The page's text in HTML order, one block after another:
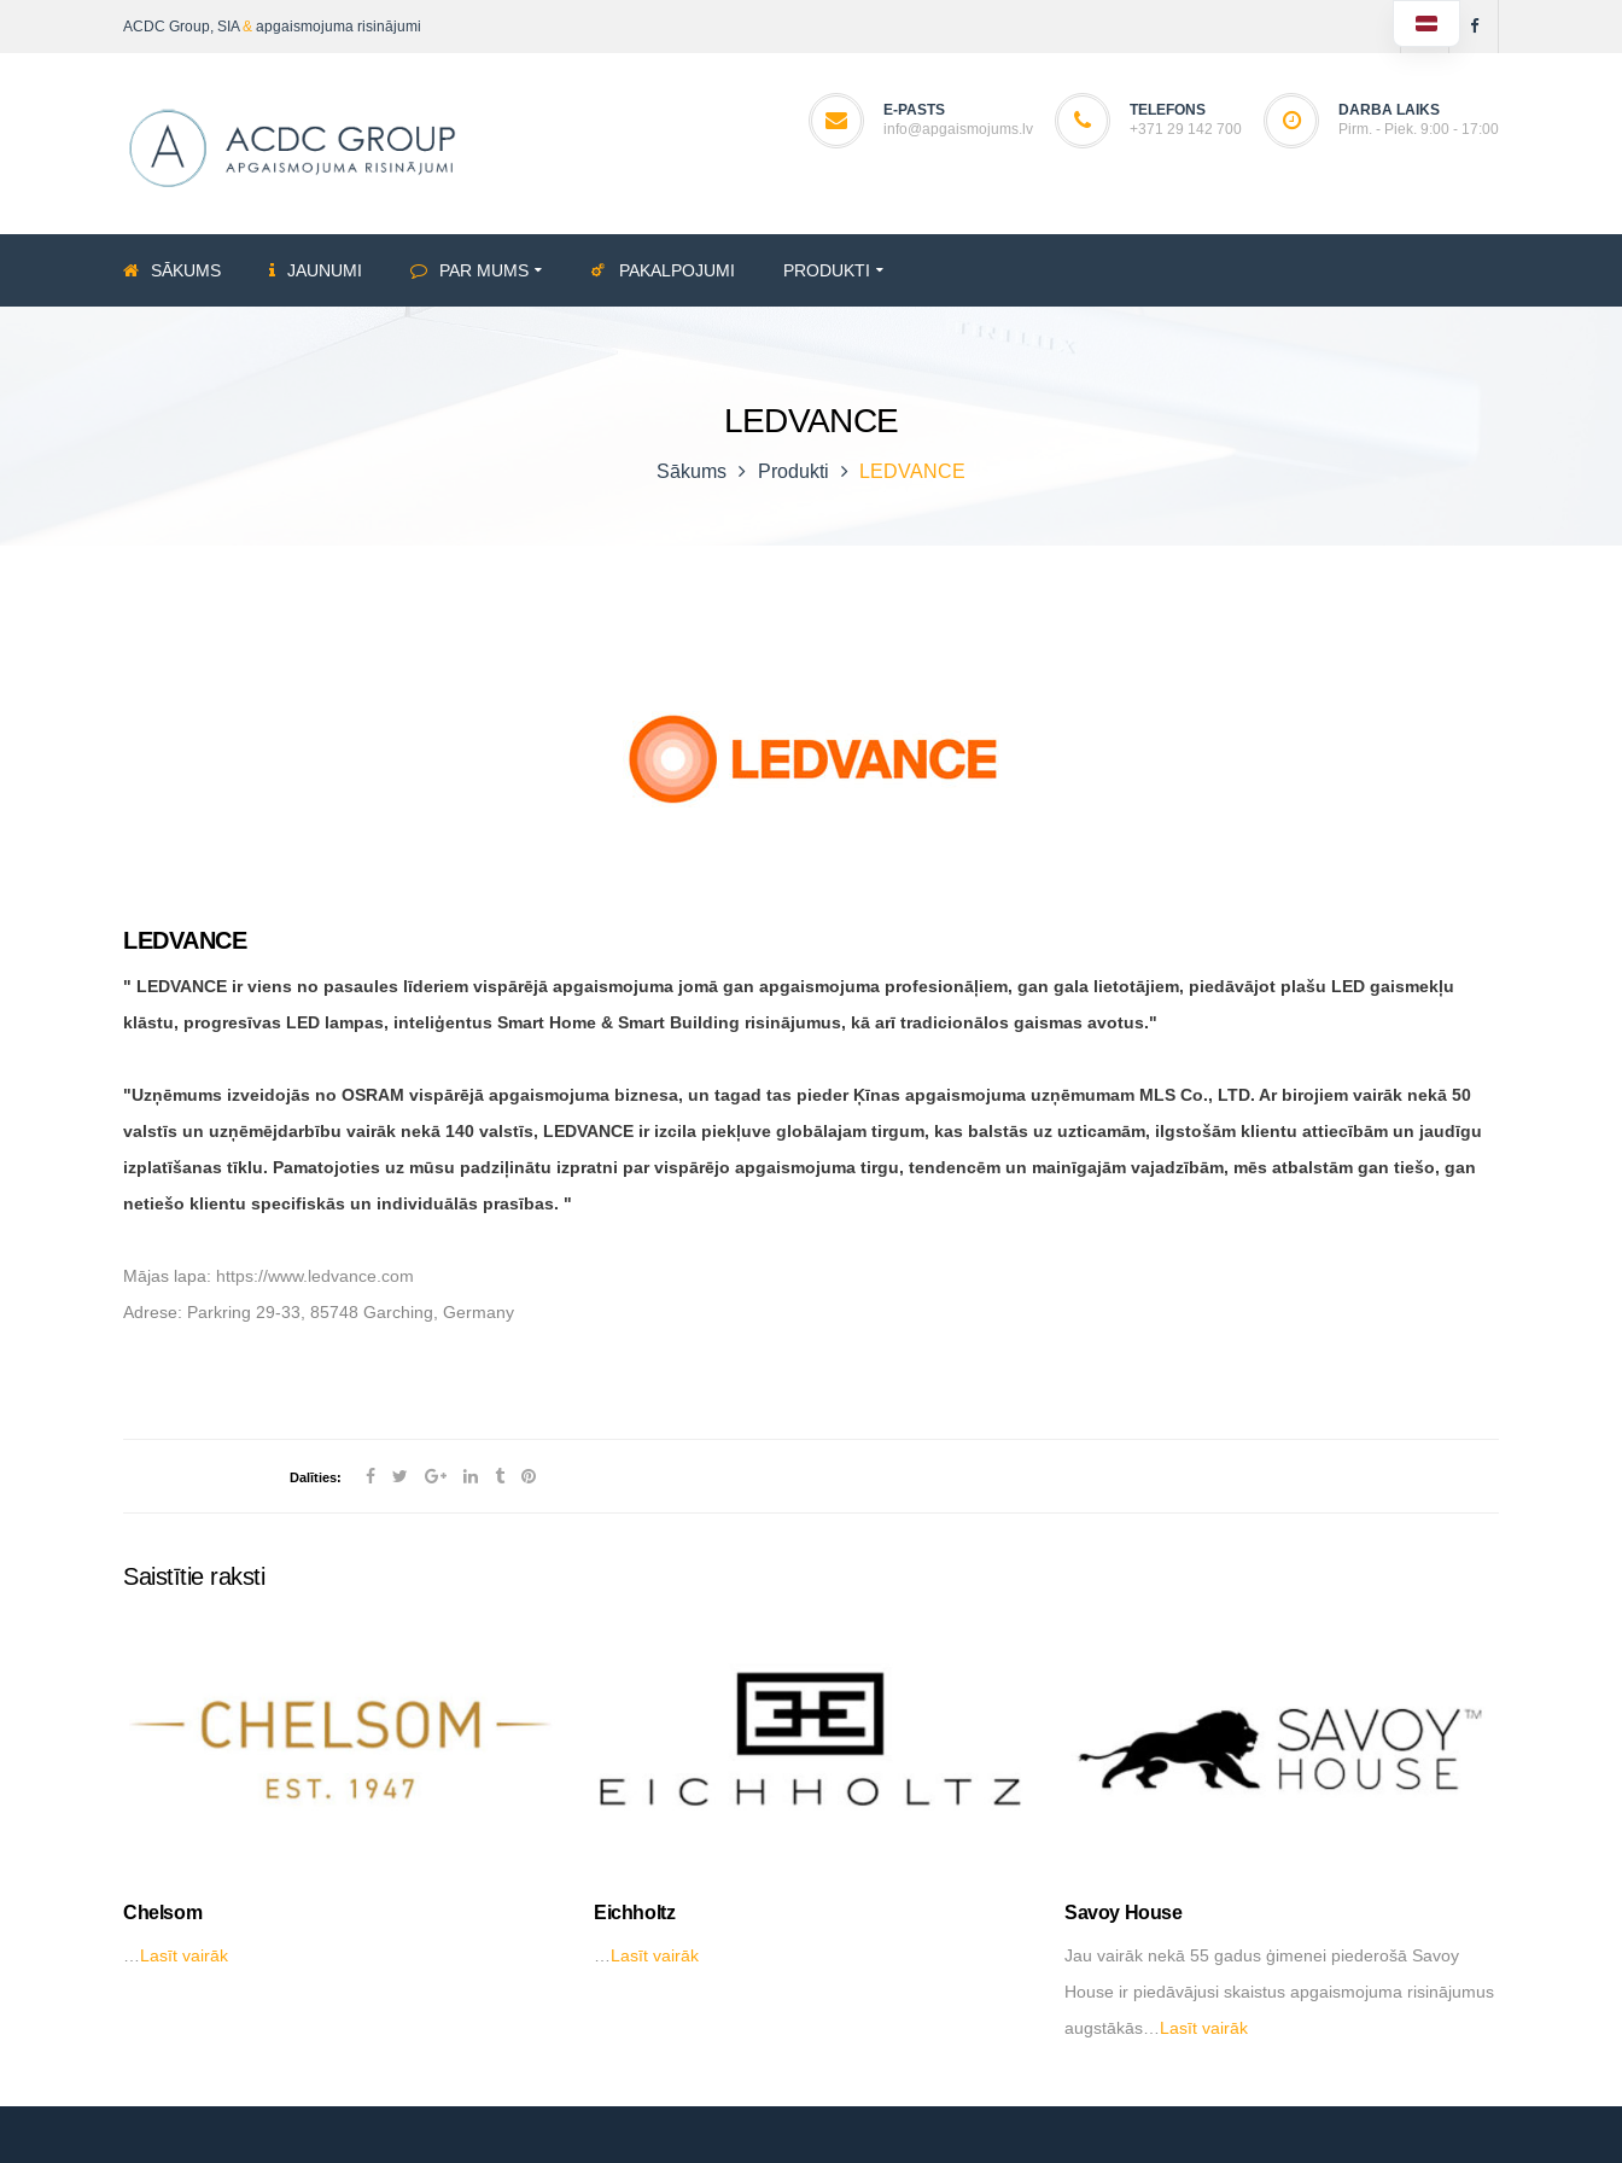
ACDC Group, SIA& apgaismojuma risinājumi
E-PASTS
info@apgaismojums.lv
TELEFONS
+371 29 142 700
DARBA LAIKS
Pirm. - Piek. 9:00 - 17:00
SĀKUMS JAUNUMI PAR MUMS PAKALPOJUMI PRODUKTI
LEDVANCE
Sākums Produkti LEDVANCE
LEDVANCE
LEDVANCE ir viens no pasaules līderiem vispārējā apgaismojuma jomā gan apgaismojuma profesionāļiem, gan gala lietotājiem, piedāvājot plašu LED gaismekļu
klāstu, progresīvas LED lampas, inteliģentus Smart Home & Smart Building risinājumus, kā arī tradicionālos gaismas avotus.
Uzņēmums izveidojās no OSRAM vispārējā apgaismojuma biznesa, un tagad tas pieder Ķīnas apgaismojuma uzņēmumam MLS Co., LTD. Ar birojiem vairāk nekā 50
valstīs un uzņēmējdarbību vairāk nekā 140 valstīs, LEDVANCE ir izcila piekļuve globālajam tirgum, kas balstās uz uzticamām, ilgstošām klientu attiecībām un jaudīgu
izplatīšanas tīklu. Pamatojoties uz mūsu padziļinātu izpratni par vispārējo apgaismojuma tirgu, tendencēm un mainīgajām vajadzībām, mēs atbalstām gan tiešo, gan
netiešo klientu specifiskās un individuālās prasības.
Mājas lapa: https://www.ledvance.com
Adrese: Parkring 29-33, 85748 Garching, Germany
Dalīties:
Saistītie raksti
Chelsom
Lasīt vairāk
Eichholtz
Lasīt vairāk
Savoy House
Jau vairāk nekā 55 gadus ģimenei piederošā Savoy
House ir piedāvājusi skaistus apgaismojuma risinājumus
augstākās… Lasīt vairāk